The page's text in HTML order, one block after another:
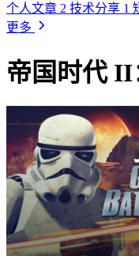
个人文章 2 技术分享 1
更多
帝国时代